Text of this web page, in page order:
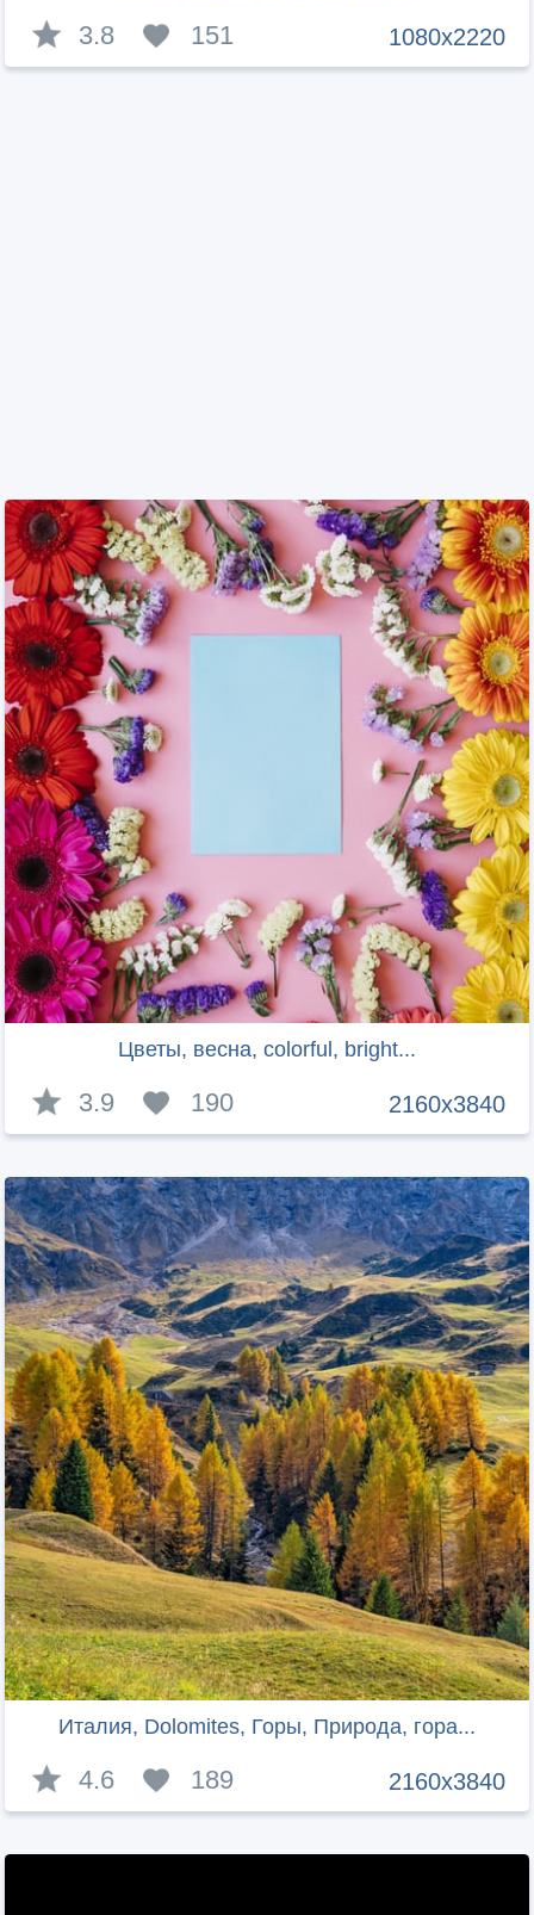
1080x2220
3.8 151
Цветы, весна, colorful, bright...
2160x3840
3.9 190
Италия, Dolomites, Горы, Природа, гора...
2160x3840
4.6 189